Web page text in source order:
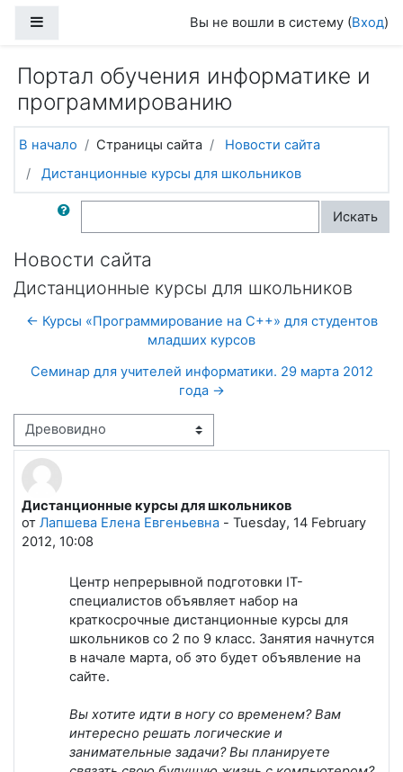
Вы не вошли в систему (Вход)
Портал обучения информатике и
программированию
В начало Страницы сайта
Новости сайта
Дистанционные курсы для школьников
Поиск по форумам Искать
Новости сайта
Дистанционные курсы для школьников
← Курсы «Программирование на C++» для студентов
младших курсов
Семинар для учителей информатики. 29 марта 2012
года →
Режим отображения
Дистанционные курсы для школьников
от Лапшева Елена Евгеньевна - Tuesday, 14 February
2012, 10:08
Количество ответов: 0
Центр непрерывной подготовки IT-
специалистов объявляет набор на
краткосрочные дистанционные курсы для
школьников со 2 по 9 класс. Занятия начнутся
в начале марта, об это будет объявление на
сайте.
Вы хотите идти в ногу со временем? Вам
интересно решать логические и
занимательные задачи? Вы планируете